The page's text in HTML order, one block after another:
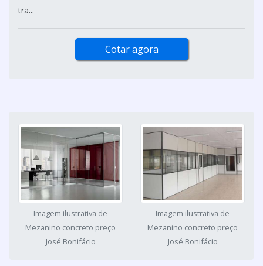
tra...
Cotar agora
Imagem ilustrativa de
Mezanino concreto preço
José Bonifácio
Imagem ilustrativa de
Mezanino concreto preço
José Bonifácio